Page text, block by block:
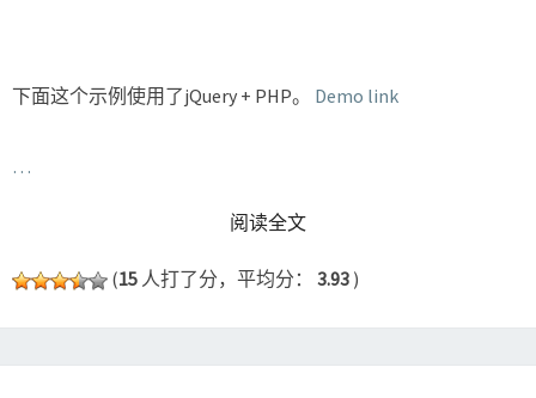
下面这个示例使用了jQuery + PHP。 Demo link
…
阅读全文READ MORE
(15 人打了分，平均分： 3.93 )